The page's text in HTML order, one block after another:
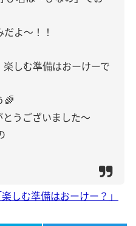
よ〜！！
楽しむ準備はおーけーで
🌈
うございました〜
しむ準備はおーけー？」